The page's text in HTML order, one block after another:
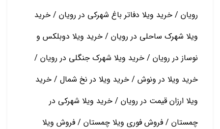
رویان / خرید ویلا دفاتر باغ شهرکی در رویان / خرید
ویلا شهرک ساحلی در رویان / خرید ویلا دوبلکس و
نوساز در رویان / خرید ویلا شهرک جنگلی در رویان /
خرید ویلا در ونوش / خرید ویلا در نخ شمال / خرید
ویلا ارزان قیمت در رویان / خرید ویلا شهرکی در
چمستان / فروش فوری ویلا چمستان / فروش ویلا